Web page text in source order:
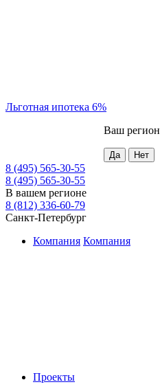
Льготная ипотека 6%
Ваш регион
8 (495) 565-30-55
8 (495) 565-30-55
В вашем регионе
8 (812) 336-60-79
Санкт-Петербург
Компания Компания
Проекты